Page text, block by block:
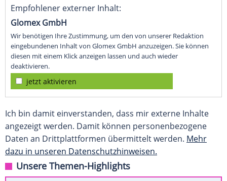
Empfohlener externer Inhalt:
Glomex GmbH
Wir benötigen Ihre Zustimmung, um den von unserer Redaktion
eingebundenen Inhalt von Glomex GmbH anzuzeigen. Sie können
diesen mit einem Klick anzeigen lassen und auch wieder
deaktivieren.
jetzt aktivieren
Ich bin damit einverstanden, dass mir externe Inhalte
angezeigt werden. Damit können personenbezogene
Daten an Drittplattformen übermittelt werden. Mehr
dazu in unseren Datenschutzhinweisen.
Unsere Themen-Highlights